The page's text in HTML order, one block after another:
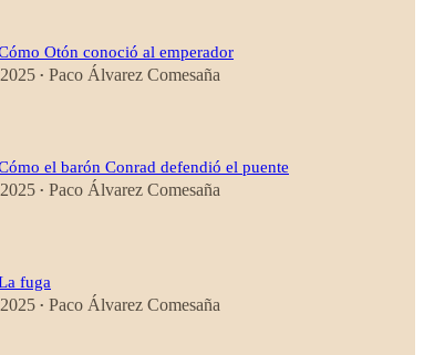
Otón conoció al emperador
• Paco Álvarez Comesaña
el barón Conrad defendió el puente
• Paco Álvarez Comesaña
fuga
• Paco Álvarez Comesaña